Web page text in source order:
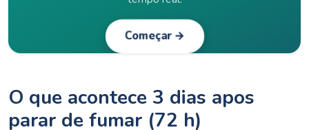
Começar →
O que acontece 3 dias apos
parar de fumar (72 h)